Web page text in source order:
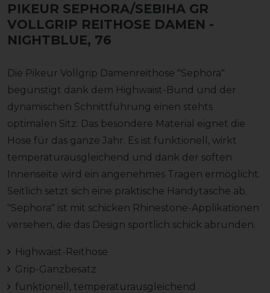
PIKEUR SEPHORA/SEBIHA GR
VOLLGRIP REITHOSE DAMEN -
NIGHTBLUE, 76
Die Pikeur Vollgrip Damenreithose "Sephora"
begünstigt dank dem Highwaist-Bund und der
dynamischen Schnittführung einen stehts
optimalen Sitz. Das besondere Material eignet die
Hose für das ganze Jahr. Es ist funktionell, wirkt
temperaturausgleichend und dank der soften
Innenseite wird ein angenehmes Tragen ermöglicht.
Seitlich setzt sich eine praktische Handytasche ab.
"Sephora" ist mit schicken Rhinestone-Applikationen
versehen, die das Design sportlich schick abrunden.
Highwaist-Reithose
Grip-Ganzbesatz
funktionell, temperaturausgleichend